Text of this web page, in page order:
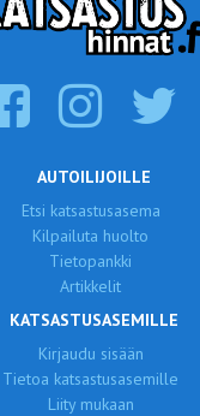
AUTOILIJOILLE
Etsi katsastusasema
Kilpailuta huolto
Tietopankki
Artikkelit
KATSASTUSASEMILLE
Kirjaudu sisään
Tietoa katsastusasemille
Liity mukaan